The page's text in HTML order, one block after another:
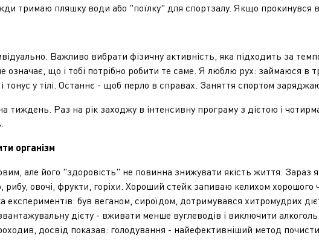
тримаю пляшку води або "поїлку" для спортзалу. Якщо прокинувся
Важливо вибрати фізичну активність, яка підходить за
що і тобі потрібно робити те саме. Я люблю рух: займаюся в
у тілі. Останнє - щоб перло в справах. Заняття спортом
Раз на рік заходжу в інтенсивну програму з дієтою і
організм
його "здоровість" не повинна знижувати якість життя. Зараз я
овочі, фрукти, горіхи. Хороший стейк запиваю келихом хорошого
був веганом, сироїдом, дотримувався хитромудрих
дієту - вживати менше вуглеводів і виключити
досвід показав: голодування - найефективніший метод